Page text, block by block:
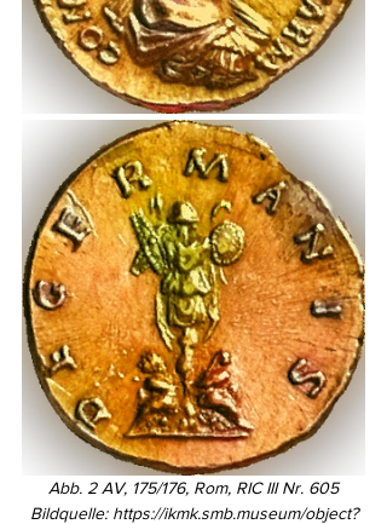
Abb. 2 AV, 175/176, Rom, RIC III Nr. 605
Bildquelle: https://ikmk.smb.museum/object?